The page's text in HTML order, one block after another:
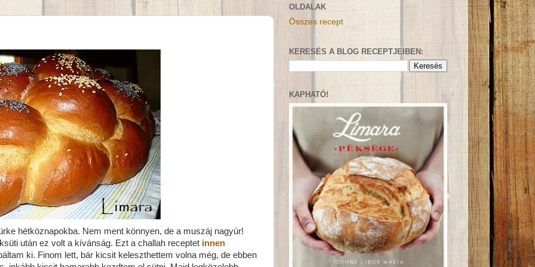
hétköznapokba. Nem ment könnyen, de a muszáj nagyúr!
után ez volt a kívánság. Ezt a challah receptet innen
ki. Finom lett, bár kicsit keleszthettem volna még, de ebben
OLDALAK
Összes recept
KERESÉS A BLOG RECEPTJEIBEN:
KAPHATÓ!